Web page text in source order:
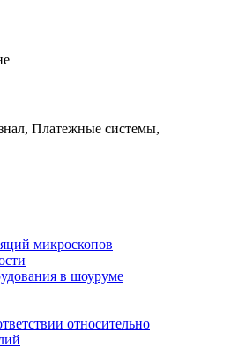
Платежные системы,
микроскопов
в шоуруме
относительно